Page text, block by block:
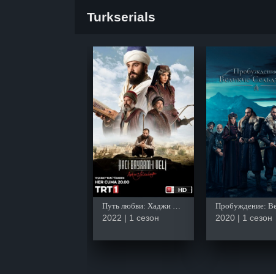
Turkserials
HD
2022 | 1 сезон 2020 | 1 сезон